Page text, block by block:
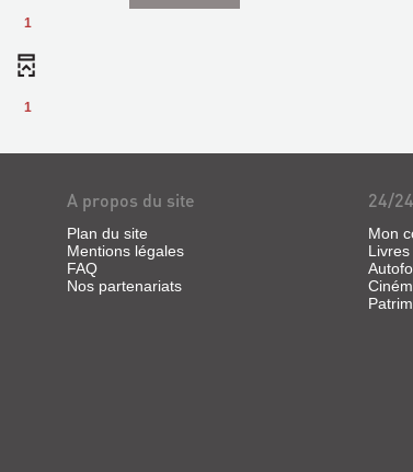
imédiat)
1
1
A propos du site
Plan du site
Mentions légales
FAQ
Nos partenariats
24/24
Mon